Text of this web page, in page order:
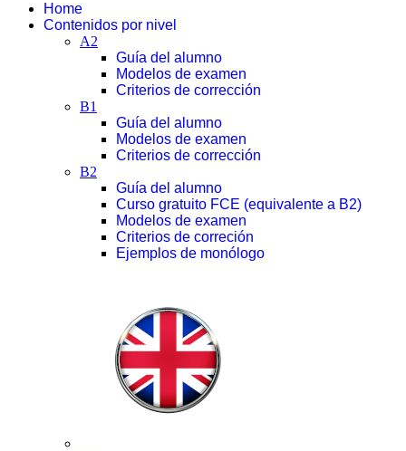
Home
Contenidos por nivel
A2
Guía del alumno
Modelos de examen
Criterios de corrección
B1
Guía del alumno
Modelos de examen
Criterios de corrección
B2
Guía del alumno
Curso gratuito FCE (equivalente a B2)
Modelos de examen
Criterios de correción
Ejemplos de monólogo